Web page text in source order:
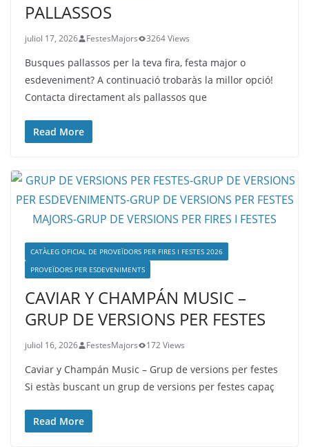
PALLASSOS
juliol 17, 2026 FestesMajors 3264 Views
Busques pallassos per la teva fira, festa major o
esdeveniment? A continuació trobaràs la millor opció!
Contacta directament als pallassos que
Read More
CATÀLEG OFICIAL DE PROVEÏDORS PER FIRES I FESTES 2026
PROVEÏDORS PER ESDEVENIMENTS
CAVIAR Y CHAMPÁN MUSIC –
GRUP DE VERSIONS PER FESTES
juliol 16, 2026 FestesMajors 172 Views
Caviar y Champán Music – Grup de versions per festes
Si estàs buscant un grup de versions per festes capaç
Read More